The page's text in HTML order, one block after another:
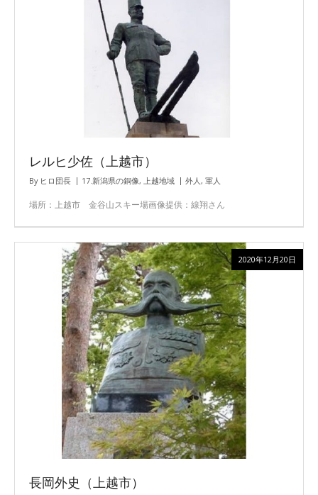
レルヒ少佐（上越市）
By ヒロ団長 17.新潟県の銅像, 上越地域 外人, 軍人
場所：上越市 金谷山スキー場画像提供：線翔さん
長岡外史（上越市）
2020年12月20日